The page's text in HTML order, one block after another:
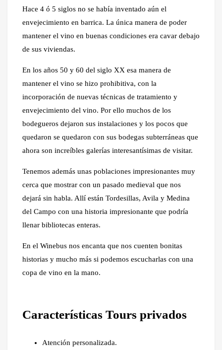
Hace 4 ó 5 siglos no se había inventado aún el
envejecimiento en barrica. La única manera de poder
mantener el vino en buenas condiciones era cavar debajo
de sus viviendas.
En los años 50 y 60 del siglo XX esa manera de
mantener el vino se hizo prohibitiva, con la
incorporación de nuevas técnicas de tratamiento y
envejecimiento del vino. Por ello muchos de los
bodegueros dejaron sus instalaciones y los pocos que
quedaron se quedaron con sus bodegas subterráneas que
ahora son increíbles galerías interesantísimas de visitar.
Tenemos además unas poblaciones impresionantes muy
cerca que mostrar con un pasado medieval que nos
dejará sin habla. Allí están Tordesillas, Avila y Medina
del Campo con una historia impresionante que podría
llenar bibliotecas enteras.
En el Winebus nos encanta que nos cuenten bonitas
historias y mucho más si podemos escucharlas con una
copa de vino en la mano.
Características Tours privados
Atención personalizada.